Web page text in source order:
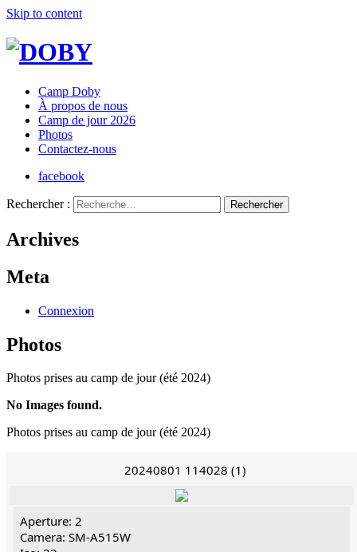
Skip to content
Camp Doby
À propos de nous
Camp de jour 2026
Photos
Contactez-nous
facebook
Rechercher :
Archives
Meta
Connexion
Photos
Photos prises au camp de jour (été 2024)
No Images found.
Photos prises au camp de jour (été 2024)
20240801 114028 (1)
Aperture: 2
Camera: SM-A515W